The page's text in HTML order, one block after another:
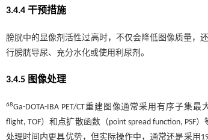
3.4.4 干预措施
膀胱中的显像剂活性过高时，不仅会降低图像质量，
行膀胱导尿、充分水化或使用利尿剂。
3.4.5 图像处理
68Ga-DOTA-IBA PET/CT重建图像通常采用有序子集
flight, TOF）和点扩散函数（point spread function,
处理时间内更具优势，但实际操作中，通常还是采用